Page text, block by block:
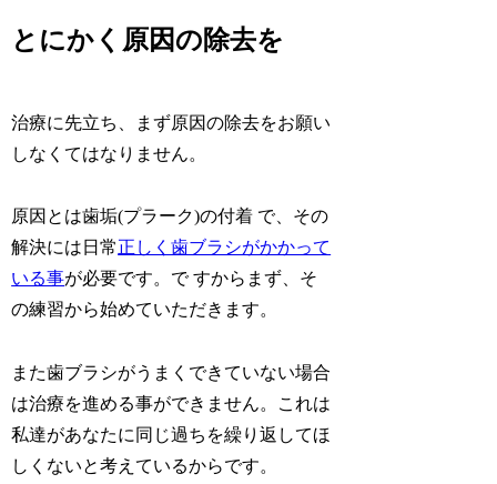
とにかく原因の除去を
治療に先立ち、まず原因の除去をお願い
しなくてはなりません。
原因とは歯垢(プラーク)の付着 で、その
解決には日常正しく歯ブラシがかかって
いる事が必要です。で すからまず、そ
の練習から始めていただきます。
また歯ブラシがうまくできていない場合
は治療を進める事ができません。これは
私達があなたに同じ過ちを繰り返してほ
しくないと考えているからです。